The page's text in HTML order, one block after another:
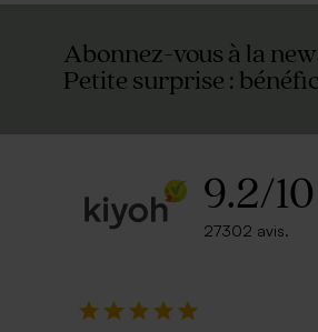
Abonnez-vous à la
Petite surprise :
9.2/10
27302 avis.